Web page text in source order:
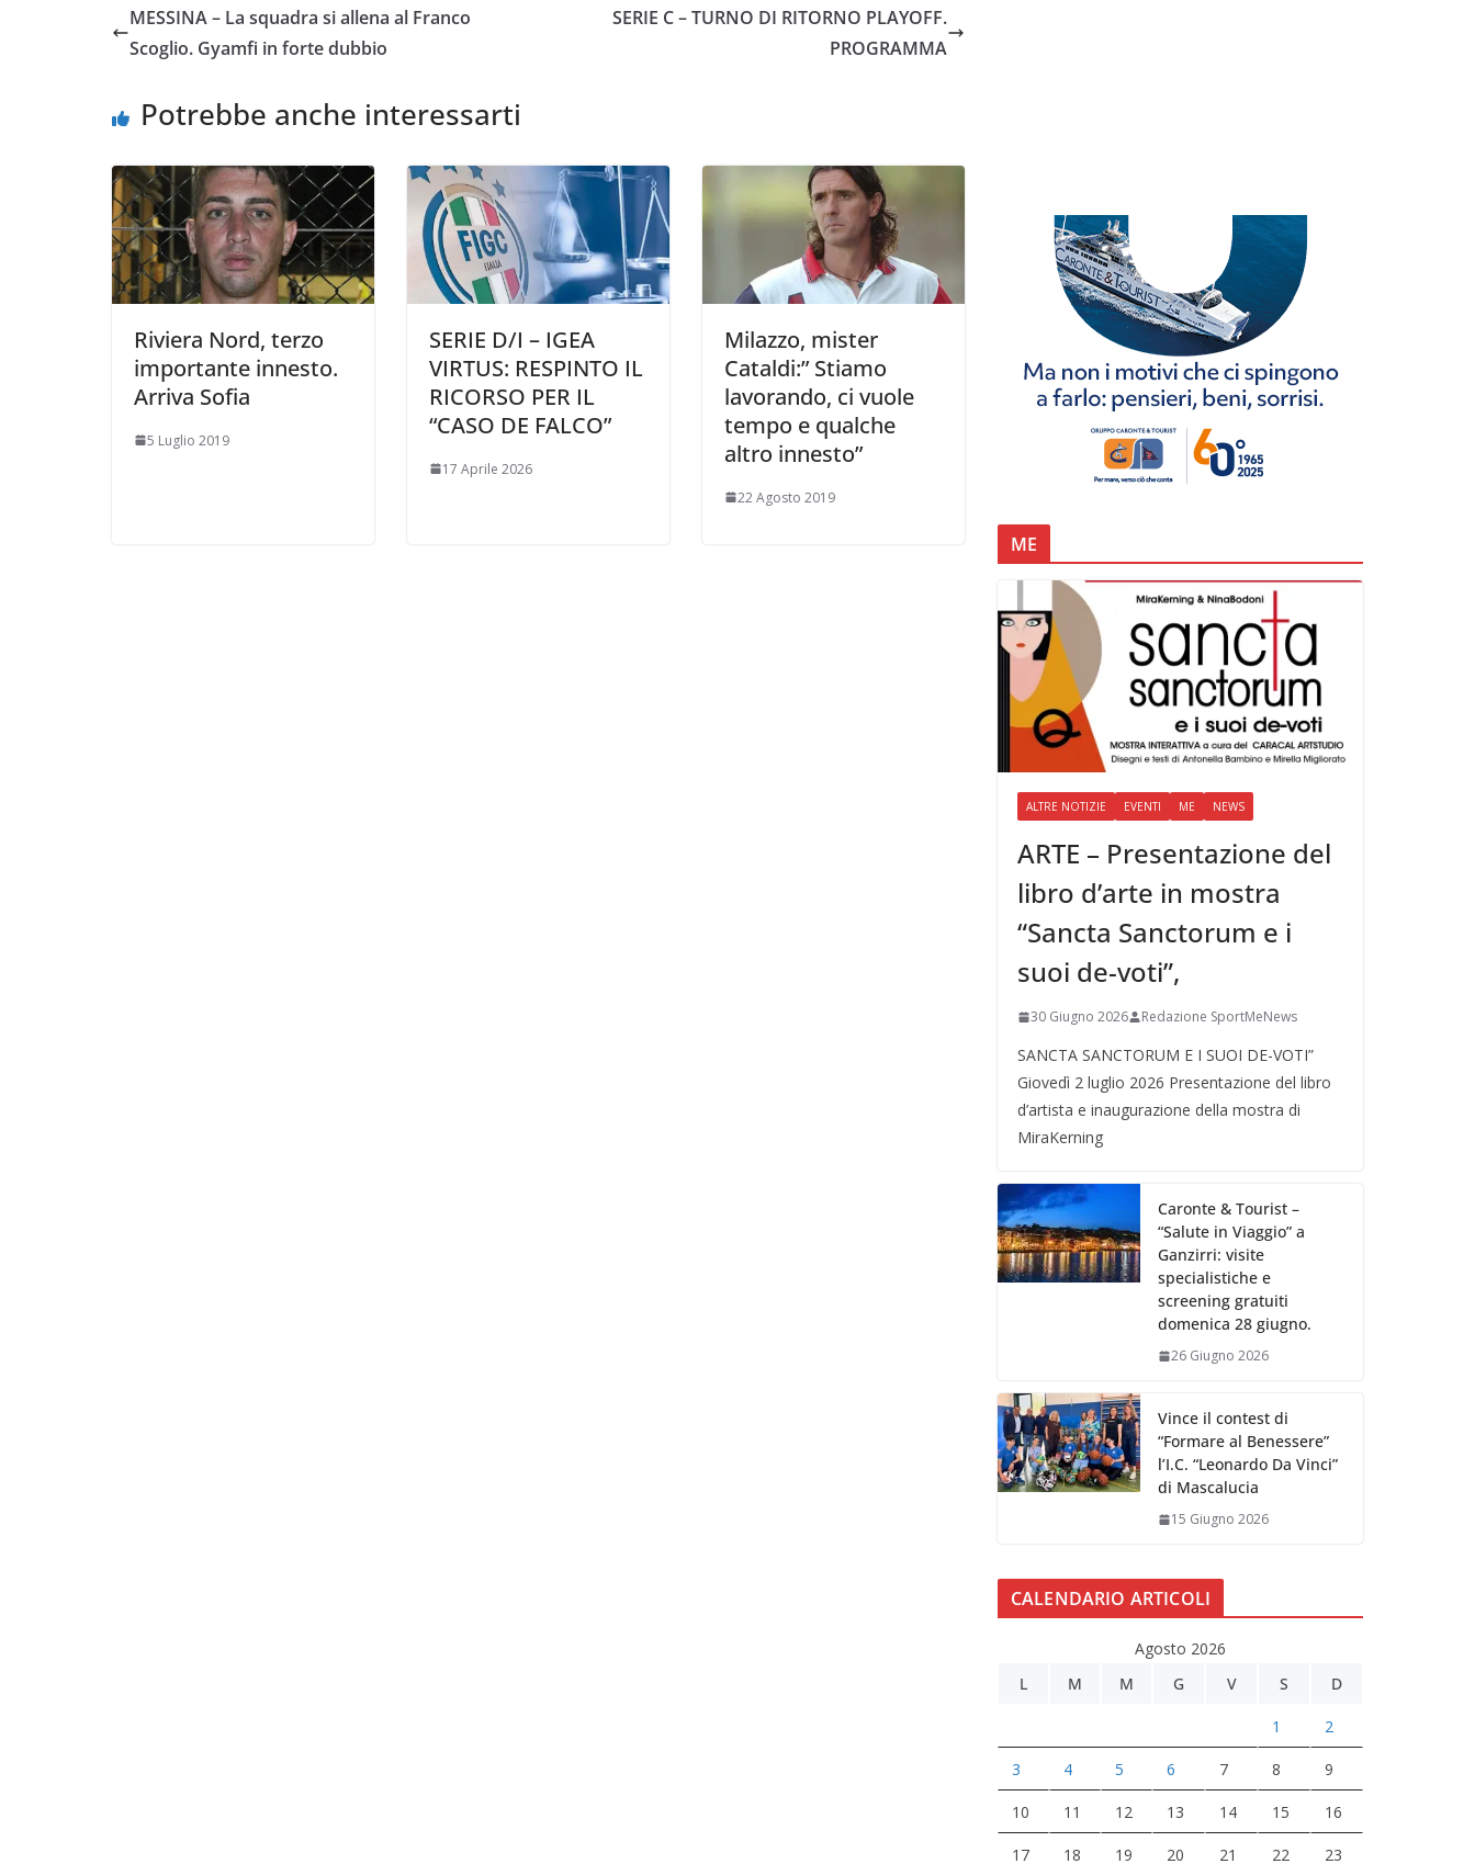
b
o
r
MESSINA – La squadra si allena al Franco
Scoglio. Gyamfi in forte dubbio
SERIE C – TURNO DI RITORNO PLAYOFF.
PROGRAMMA
Potrebbe anche interessarti
Riviera Nord, terzo
importante innesto.
Arriva Sofia
5 Luglio 2019
SERIE D/I – IGEA
VIRTUS: RESPINTO IL
RICORSO PER IL
“CASO DE FALCO”
17 Aprile 2026
Milazzo, mister
Cataldi:” Stiamo
lavorando, ci vuole
tempo e qualche
altro innesto”
22 Agosto 2019
ME
ALTRE NOTIZIE EVENTI ME NEWS
ARTE – Presentazione del
libro d’arte in mostra
“Sancta Sanctorum e i
suoi de-voti”,
30 Giugno 2026 Redazione SportMeNews
SANCTA SANCTORUM E I SUOI DE-VOTI”
Giovedì 2 luglio 2026 Presentazione del libro
d’artista e inaugurazione della mostra di
MiraKerning
Caronte & Tourist –
“Salute in Viaggio” a
Ganzirri: visite
specialistiche e
screening gratuiti
domenica 28 giugno.
26 Giugno 2026
Vince il contest di
“Formare al Benessere”
l’I.C. “Leonardo Da Vinci”
di Mascalucia
15 Giugno 2026
CALENDARIO ARTICOLI
Agosto 2026
L
M M G V S D
1 2
3 4 5 6 7 8 9
10 11 12 13 14 15 16
17 18 19 20 21 22 23